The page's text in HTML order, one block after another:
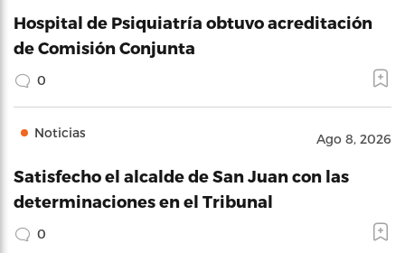
Hospital de Psiquiatría obtuvo acreditación
de Comisión Conjunta
0
Noticias Ago 8, 2026
Satisfecho el alcalde de San Juan con las
determinaciones en el Tribunal
0